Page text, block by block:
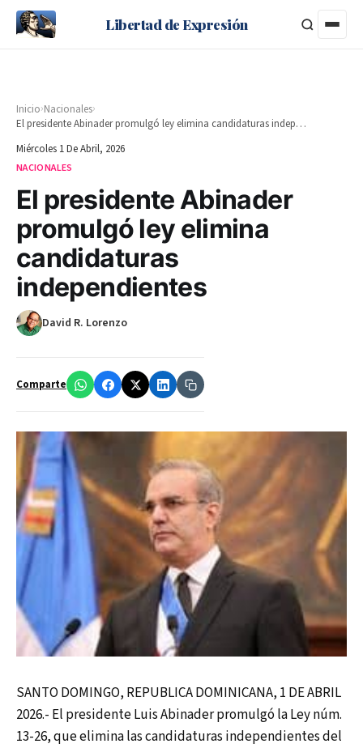
Libertad de Expresión
Inicio›Nacionales›
El presidente Abinader promulgó ley elimina candidaturas independientes
Miércoles 1 De Abril, 2026
NACIONALES
El presidente Abinader
promulgó ley elimina
candidaturas
independientes
David R. Lorenzo
Comparte
SANTO DOMINGO, REPUBLICA DOMINICANA, 1 DE ABRIL
2026.- El presidente Luis Abinader promulgó la Ley núm.
13-26, que elimina las candidaturas independientes del